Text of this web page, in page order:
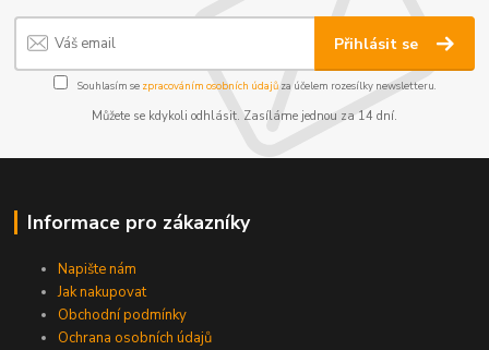
Přihlásit se
Souhlasím se zpracováním osobních údajůza účelem rozesílky newsletteru.
Můžete se kdykoli odhlásit. Zasíláme jednou za 14 dní.
Informace pro zákazníky
Napište nám
Jak nakupovat
Obchodní podmínky
Ochrana osobních údajů